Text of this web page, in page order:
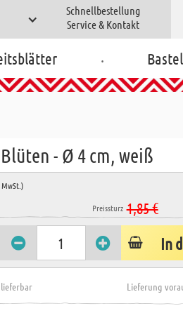
Schnellbestellung
Service & Kontakt
.
- Ø 4 cm, weiß
Preissturz 1,85 €
In
Lieferung